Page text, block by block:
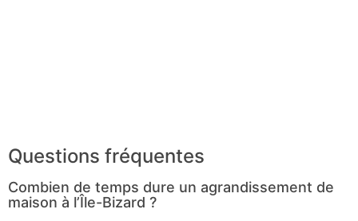
Questions fréquentes
Combien de temps dure un agrandissement de
maison à l’Île-Bizard ?